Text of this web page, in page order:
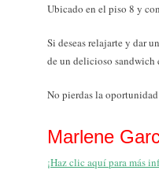
Ubicado en el piso 8 y
Si deseas relajarte y dar
de un delicioso sandwich
No pierdas la
Marlene
¡Haz clic aquí para más